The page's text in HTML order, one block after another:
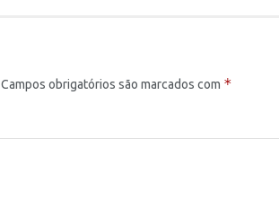
Campos obrigatórios são marcados com *